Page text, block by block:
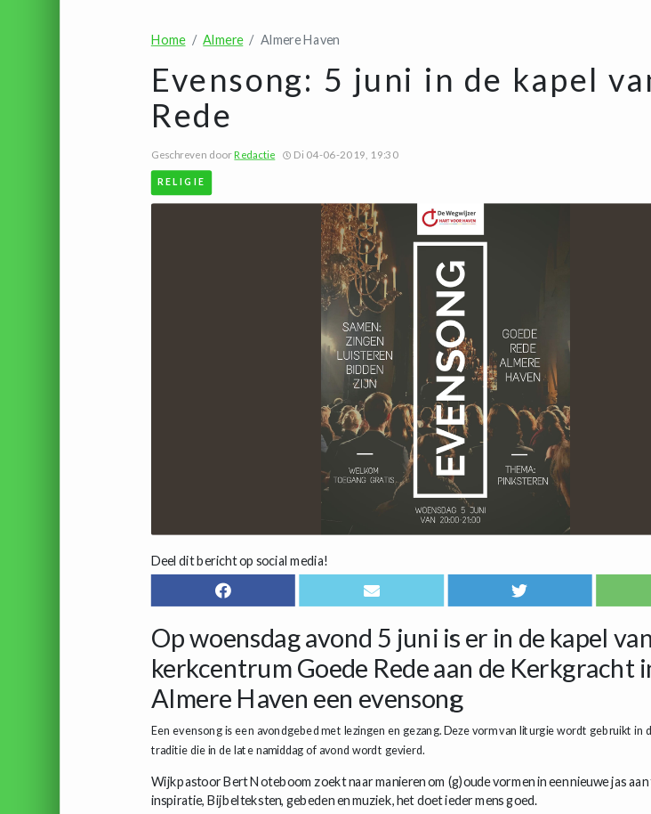
Home Almere Almere Haven
Evensong: 5 juni in de kapel
Rede
Geschreven doorRedactie Di 04-06-2019, 19:30
RELIGIE
Deel dit bericht op social media!
Op woensdag avond 5 juni is er in de kapel van
kerkcentrum Goede Rede aan de Kerkgracht
Almere Haven een evensong
Een evensong is een avondgebed met lezingen en gezang. Deze vorm van liturgie wordt gebruikt in
traditie die in de late namiddag of avond wordt gevierd.
Wijkpastoor Bert Noteboom zoekt naar manieren om (g)oude vormen in een nieuwe jas aan
inspiratie, Bijbelteksten, gebeden en muziek, het doet ieder mens goed.